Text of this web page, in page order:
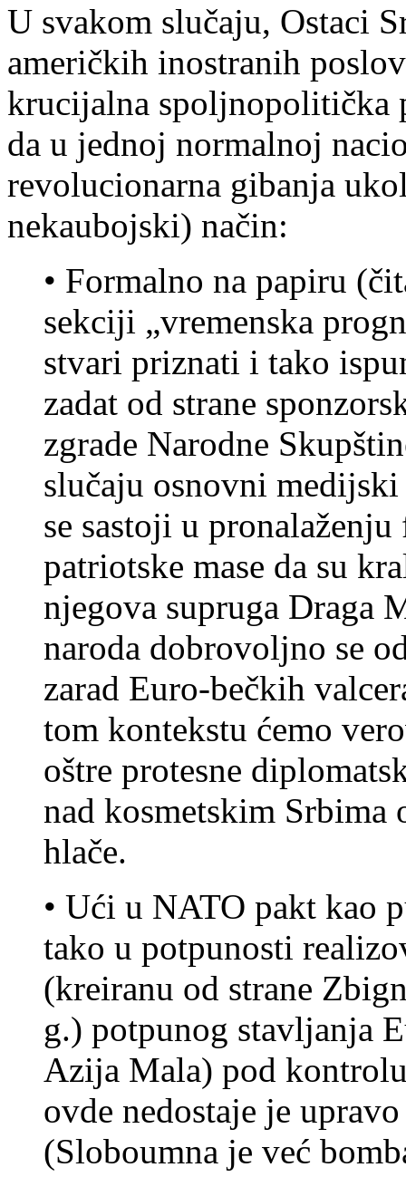
U svakom slučaju, Ostaci
američkih inostranih
krucijalna
da u jednoj normalnoj
revolucionarna gibanja
nekaubojski) način:
• Formalno na papiru
sekciji „vremenska
stvari priznati i tako
zadat od strane
zgrade Narodne
slučaju osnovni medijski
se sastoji u
patriotske mase da su
njegova supruga Draga
naroda dobrovoljno se
zarad Euro-bečkih
tom kontekstu ćemo
oštre protesne
nad kosmetskim Srbima
hlače.
• Ući u NATO pakt kao
tako u potpunosti
(kreiranu od strane
g.) potpunog stavljanja
Azija Mala) pod
ovde nedostaje je
(Sloboumna je već